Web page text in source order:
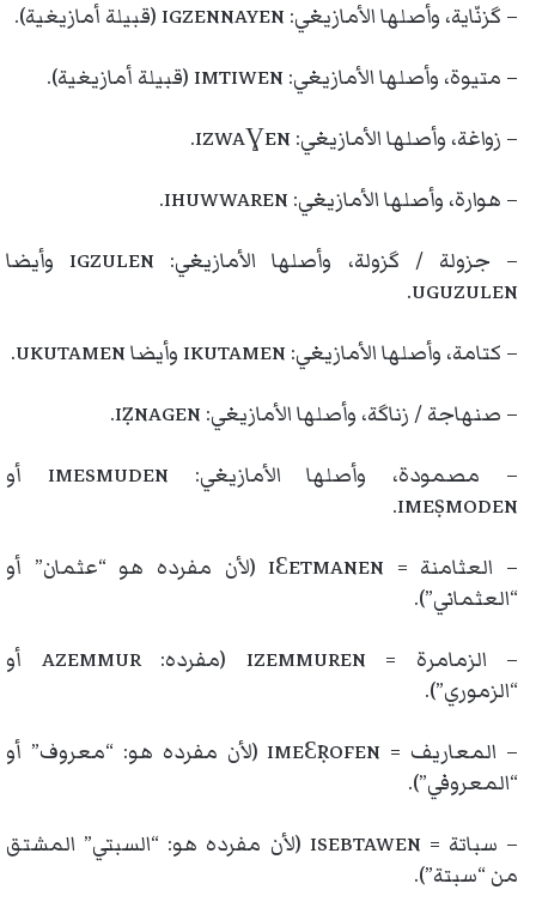
– گزنّاية، وأصلها الأمازيغي: IGZENNAYEN (قبيلة أمازيغية).
– متيوة، وأصلها الأمازيغي: IMTIWEN (قبيلة أمازيغية).
– زواغة، وأصلها الأمازيغي: IZWAƔEN.
– هوارة، وأصلها الأمازيغي: IHUWWAREN.
– جزولة / گزولة، وأصلها الأمازيغي: IGZULEN وأيضا
UGUZULEN.
– كتامة، وأصلها الأمازيغي: IKUTAMEN وأيضا UKUTAMEN.
– صنهاجة / زناگة، وأصلها الأمازيغي: IẒNAGEN.
– مصمودة، وأصلها الأمازيغي: IMESMUDEN أو
IMEṢMODEN.
– العثامنة = IƐETMANEN (لأن مفرده هو “عثمان” أو
“العثماني”).
– الزمامرة = IZEMMUREN (مفرده: AZEMMUR أو
“الزموري”).
– المعاريف = IMEƐṚOFEN (لأن مفرده هو: “معروف” أو
“المعروفي”).
– سباتة = ISEBTAWEN (لأن مفرده هو: “السبتي” المشتق
من “سبتة”).